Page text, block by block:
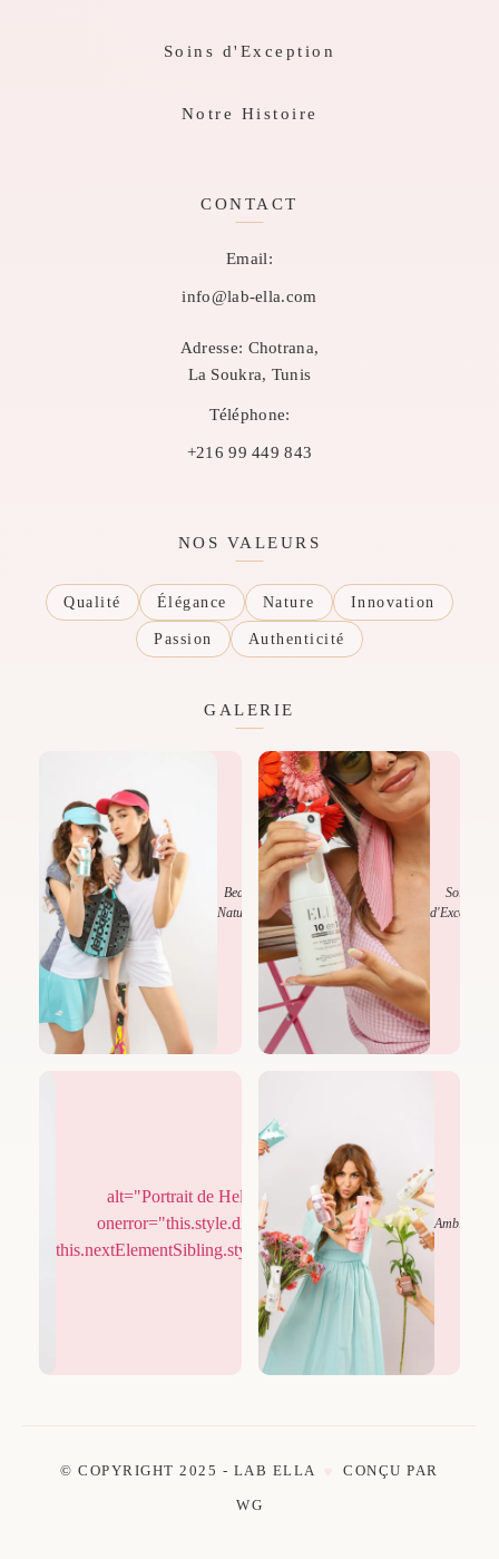
Soins d'Exception
Notre Histoire
CONTACT
Email:
info@lab-ella.com
Adresse: Chotrana,
La Soukra, Tunis
Téléphone:
+216 99 449 843
NOS VALEURS
Qualité Élégance Nature Innovation
Passion Authenticité
GALERIE
Beauté
Naturelle
Soins
d'Exception
alt="Portrait de Hela Dahmani"
onerror="this.style.display='none';
this.nextElementSibling.style.display='flex';">
Élégance Ambiance
© COPYRIGHT 2025 - LAB ELLA CONÇU PAR
WG